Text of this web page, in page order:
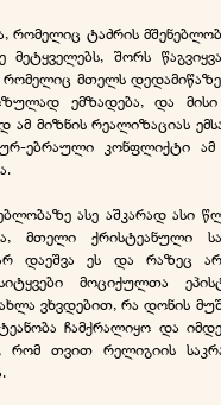
რომელიც ტაძრის
შორს
მთელს
ემზადება, და მისი
მიზნის რეალიზაციას
ებრაული კონფლიქტი ამ
ასე აშკარად ასი
მთელი ქრისტეანული
დაეშვა ეს და რაზეც
მოციქულთა
ვხვდებით, რა დონის
ჩამქრალიყო და
რომ თვით რელიგიის